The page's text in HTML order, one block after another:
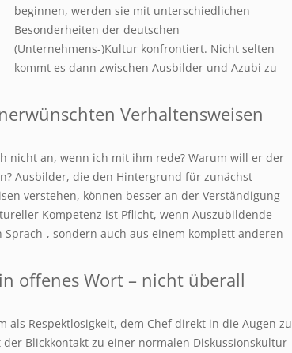
beginnen, werden sie mit unterschiedlichen
Besonderheiten der deutschen
(Unternehmens-)Kultur konfrontiert. Nicht selten
kommt es dann zwischen Ausbilder und Azubi zu
Verhaltensweisen
nicht an, wenn ich mit ihm rede? Warum will er der
Ausbilder, die den Hintergrund für zunächst
verstehen, können besser an der Verständigung
Kompetenz ist Pflicht, wenn Auszubildende
, sondern auch aus einem komplett anderen
offenes Wort – nicht überall
als Respektlosigkeit, dem Chef direkt in die Augen zu
Blickkontakt zu einer normalen Diskussionskultur